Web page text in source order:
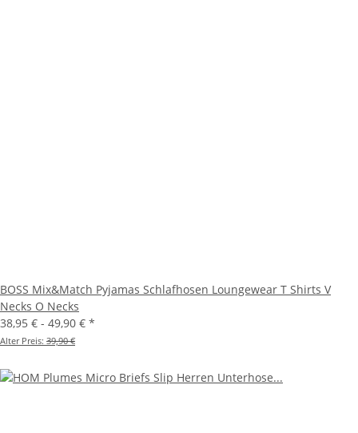
BOSS Mix&Match Pyjamas Schlafhosen Loungewear T Shirts V
Necks O Necks
38,95 € - 49,90 € *
Alter Preis: 39,90 €